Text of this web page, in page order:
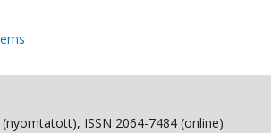
(nyomtatott), ISSN 2064-7484 (online)